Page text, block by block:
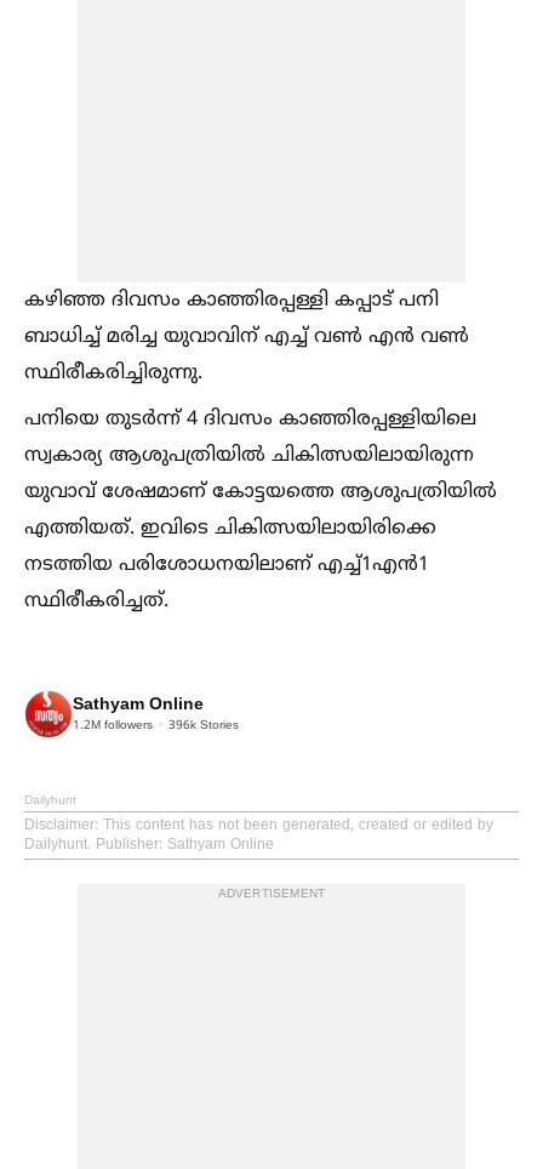
കഴിഞ്ഞ ദിവസം കാഞ്ഞിരപ്പള്ളി കപ്പാട് പനി
ബാധിച്ച്‌ മരിച്ച യുവാവിന് എച്ച്‌ വണ്‍ എന്‍ വണ്‍
സ്ഥിരീകരിച്ചിരുന്നു.
പനിയെ തുടർന്ന് 4 ദിവസം കാഞ്ഞിരപ്പള്ളിയിലെ
സ്വകാര്യ ആശുപത്രിയില്‍ ചികിത്സയിലായിരുന്ന
യുവാവ് ശേഷമാണ് കോട്ടയത്തെ ആശുപത്രിയില്‍
എത്തിയത്. ഇവിടെ ചികിത്സയിലായിരിക്കെ
നടത്തിയ പരിശോധനയിലാണ് എച്ച്‌1എന്‍1
സ്ഥിരീകരിച്ചത്.
Sathyam Online
1.2M followers 396k Stories
Dailyhunt
Disclaimer: This content has not been generated, created or edited by
Dailyhunt. Publisher: Sathyam Online
ADVERTISEMENT